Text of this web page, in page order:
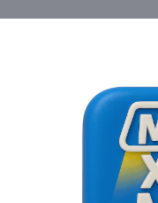
Цена за шт.
10